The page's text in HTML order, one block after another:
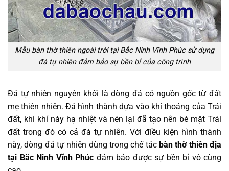
Mẫu bàn thờ thiên ngoài trời tại Bắc Ninh Vĩnh Phúc sử dụng
đá tự nhiên đảm bảo sự bền bỉ của công trình
Đá tự nhiên nguyên khối là dòng đá có nguồn gốc từ đất
mẹ thiên nhiên. Đá hình thành dựa vào khí thoáng của Trái
đất, khi khí này hạ nhiệt và nén lại đã tạo nên bè mặt Trái
đất trong đó có cả đá tự nhiên. Với điều kiện hình thành
này, dòng đá tự nhiên dùng trong chế tác bàn thờ thiên địa
tại Bắc Ninh Vĩnh Phúc đảm bảo được sự bền bỉ vô cùng